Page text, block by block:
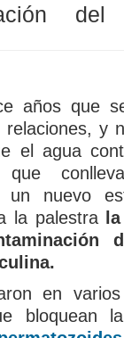
años que
relaciones, y
el agua
un nuevo
la palestra
en
bloquean